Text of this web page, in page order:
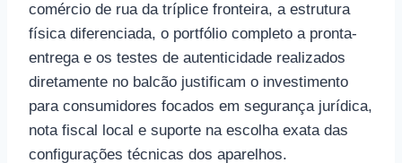
comércio de rua da tríplice fronteira, a estrutura
física diferenciada, o portfólio completo a pronta-
entrega e os testes de autenticidade realizados
diretamente no balcão justificam o investimento
para consumidores focados em segurança jurídica,
nota fiscal local e suporte na escolha exata das
configurações técnicas dos aparelhos.